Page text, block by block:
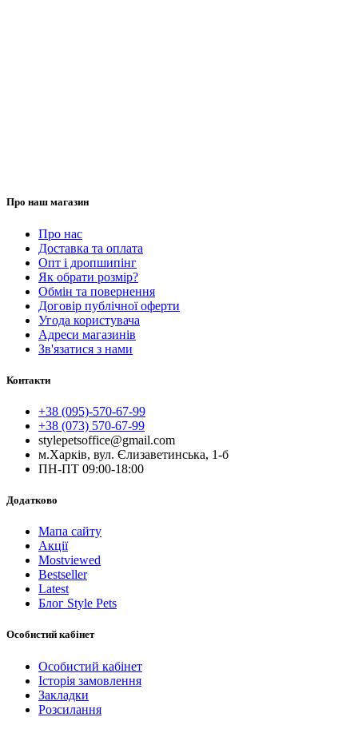
Про наш магазин
Про нас
Доставка та оплата
Опт і дропшипінг
Як обрати розмір?
Обмін та повернення
Договір публічної оферти
Угода користувача
Адреси магазинів
Зв'язатися з нами
Контакти
+38 (095)-570-67-99
+38 (073) 570-67-99
stylepetsoffice@gmail.com
м.Харків, вул. Єлизаветинська, 1-б
ПН-ПТ 09:00-18:00
Додатково
Мапа сайту
Акції
Mostviewed
Bestseller
Latest
Блог Style Pets
Особистий кабінет
Особистий кабінет
Історія замовлення
Закладки
Розсилання